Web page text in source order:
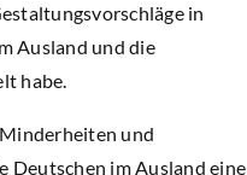
in
Ausland und die
habe.
und
Deutschen im Ausland eine